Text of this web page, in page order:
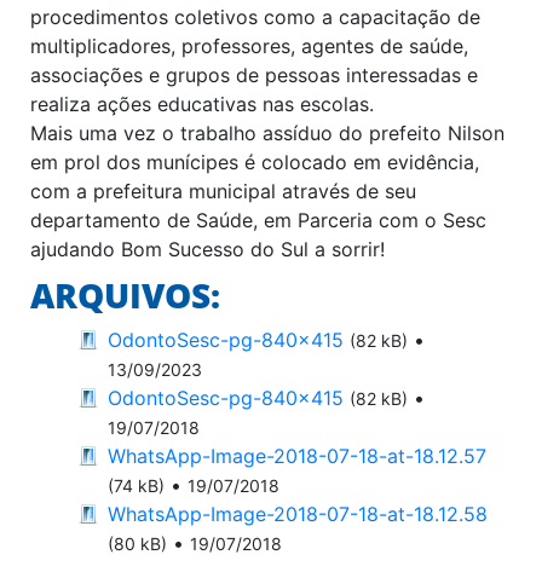
procedimentos coletivos como a capacitação de
multiplicadores, professores, agentes de saúde,
associações e grupos de pessoas interessadas e
realiza ações educativas nas escolas.
Mais uma vez o trabalho assíduo do prefeito Nilson
em prol dos munícipes é colocado em evidência,
com a prefeitura municipal através de seu
departamento de Saúde, em Parceria com o Sesc
ajudando Bom Sucesso do Sul a sorrir!
ARQUIVOS:
OdontoSesc-pg-840x415 (82 kB) •
13/09/2023
OdontoSesc-pg-840x415 (82 kB) •
19/07/2018
WhatsApp-Image-2018-07-18-at-18.12.57
(74 kB) • 19/07/2018
WhatsApp-Image-2018-07-18-at-18.12.58
(80 kB) • 19/07/2018